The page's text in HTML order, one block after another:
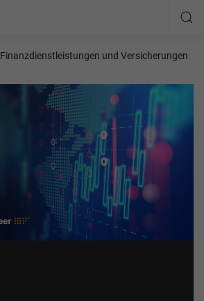
Finanzdienstleistungen und Versicherungen